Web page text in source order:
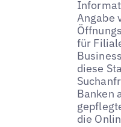
Angabe
für
diese
Banken
die